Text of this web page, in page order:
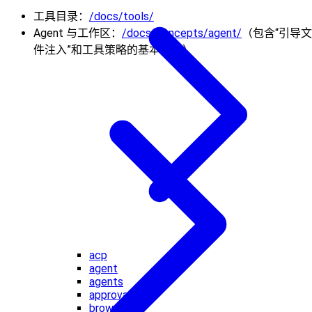
acp
agent
agents
approvals
browser
工具目录： /docs/tools/
Agent 与工作区： /docs/concepts/agent/ （包含“引导文
件注入”和工具策略的基本关系）